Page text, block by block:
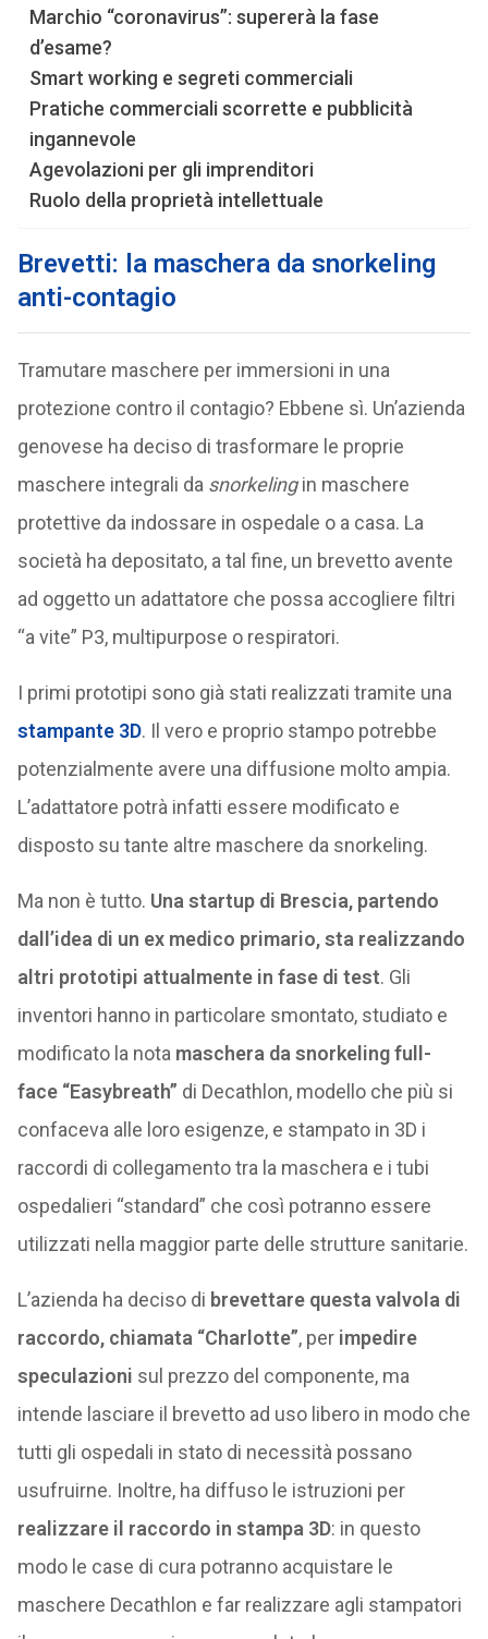
Marchio “coronavirus”: supererà la fase
d’esame?
Smart working e segreti commerciali
Pratiche commerciali scorrette e pubblicità
ingannevole
Agevolazioni per gli imprenditori
Ruolo della proprietà intellettuale
Brevetti: la maschera da snorkeling
anti-contagio
Tramutare maschere per immersioni in una
protezione contro il contagio? Ebbene sì. Un’azienda
genovese ha deciso di trasformare le proprie
maschere integrali da snorkelingin maschere
protettive da indossare in ospedale o a casa. La
società ha depositato, a tal fine, un brevetto avente
ad oggetto un adattatore che possa accogliere filtri
“a vite” P3, multipurpose o respiratori.
I primi prototipi sono già stati realizzati tramite una
stampante 3D. Il vero e proprio stampo potrebbe
potenzialmente avere una diffusione molto ampia.
L’adattatore potrà infatti essere modificato e
disposto su tante altre maschere da snorkeling.
Ma non è tutto. Una startup di Brescia, partendo
dall’idea di un ex medico primario, sta realizzando
altri prototipi attualmente in fase di test. Gli
inventori hanno in particolare smontato, studiato e
modificato la nota maschera da snorkeling full-
face “Easybreath” di Decathlon, modello che più si
confaceva alle loro esigenze, e stampato in 3D i
raccordi di collegamento tra la maschera e i tubi
ospedalieri “standard” che così potranno essere
utilizzati nella maggior parte delle strutture sanitarie.
L’azienda ha deciso di brevettare questa valvola di
raccordo, chiamata “Charlotte”, per impedire
speculazioni sul prezzo del componente, ma
intende lasciare il brevetto ad uso libero in modo che
tutti gli ospedali in stato di necessità possano
usufruirne. Inoltre, ha diffuso le istruzioni per
realizzare il raccordo in stampa 3D: in questo
modo le case di cura potranno acquistare le
maschere Decathlon e far realizzare agli stampatori